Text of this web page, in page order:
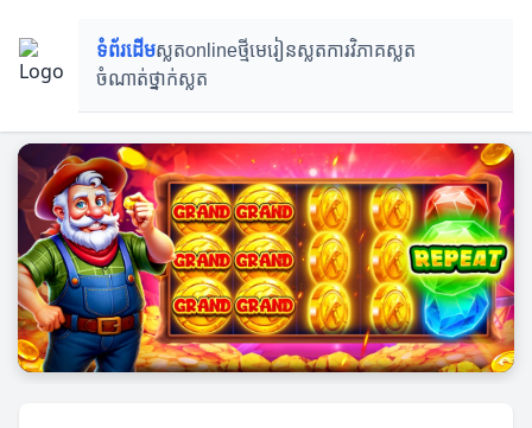
ទំព័រដើមស្លតonlineថ្មីមេរៀនស្លតការវិភាគស្លត
ចំណាត់ថ្នាក់ស្លត